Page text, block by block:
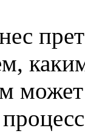
может